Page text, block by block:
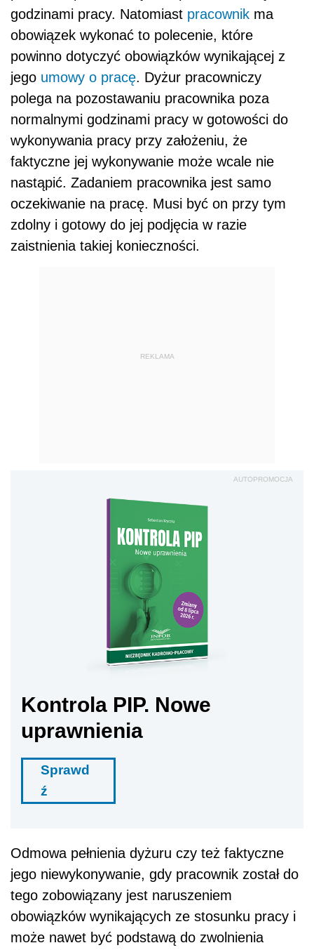
godzinami pracy. Natomiast pracownik ma
obowiązek wykonać to polecenie, które
powinno dotyczyć obowiązków wynikającej z
jego umowy o pracę. Dyżur pracowniczy
polega na pozostawaniu pracownika poza
normalnymi godzinami pracy w gotowości do
wykonywania pracy przy założeniu, że
faktyczne jej wykonywanie może wcale nie
nastąpić. Zadaniem pracownika jest samo
oczekiwanie na pracę. Musi być on przy tym
zdolny i gotowy do jej podjęcia w razie
zaistnienia takiej konieczności.
REKLAMA
AUTOPROMOCJA
Kontrola PIP. Nowe
uprawnienia
Sprawd
ź
Odmowa pełnienia dyżuru czy też faktyczne
jego niewykonywanie, gdy pracownik został do
tego zobowiązany jest naruszeniem
obowiązków wynikających ze stosunku pracy i
może nawet być podstawą do zwolnienia